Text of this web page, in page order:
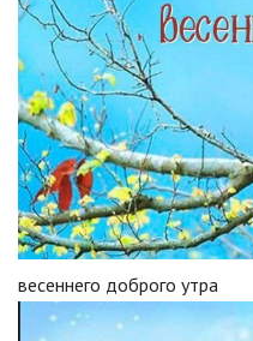
весеннего доброго утра